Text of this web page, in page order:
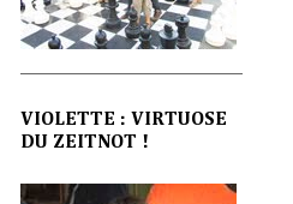
VIOLETTE : VIRTUOSE
DU ZEITNOT !